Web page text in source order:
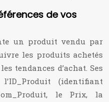
de vos
un produit vendu par
les produits achetés
tendances d’achat. Ses
(identifiant
le Prix, la